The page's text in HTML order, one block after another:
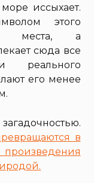
иссыхает.
этого
места, а
сюда все
реального
его менее
в